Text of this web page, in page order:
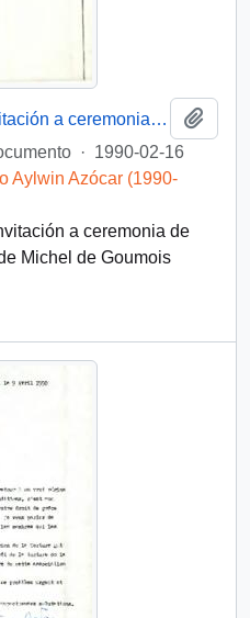
[Carta: confirmación de invitación a ceremonia de asunción a la Presidencia]
· 1990-02-16
Aylwin Azócar (1990-
a ceremonia de
Michel de Goumois